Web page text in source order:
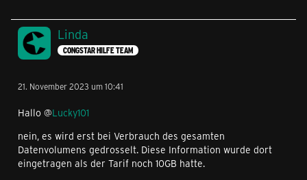
Linda
CONGSTAR HILFE TEAM
21. November 2023 um 10:41
Hallo @Lucky101
nein, es wird erst bei Verbrauch des gesamten
Datenvolumens gedrosselt. Diese Information wurde dort
eingetragen als der Tarif noch 10GB hatte.